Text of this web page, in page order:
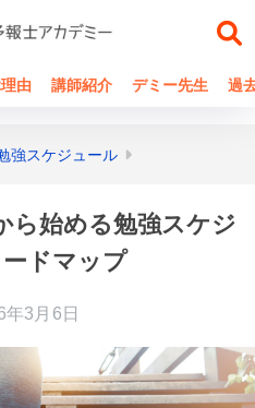
由 講師紹介 デミー先生 過
強スケジュール
ら始める勉強スケジ
ドマップ
年3月6日